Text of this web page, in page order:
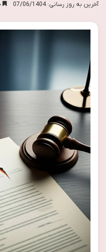
آخرین به روز رسانی: 07/06/1404